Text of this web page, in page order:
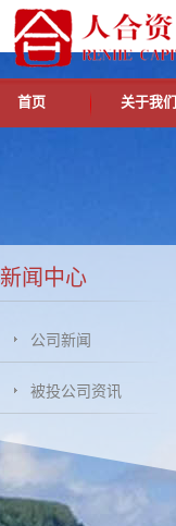
首页 关于我们
新闻中心
公司新闻
被投公司资讯